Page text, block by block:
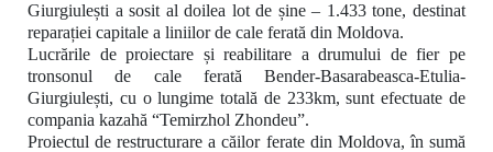
Giurgiulești a sosit al doilea lot de șine – 1.433 tone, destinat
reparației capitale a liniilor de cale ferată din Moldova.
Lucrările de proiectare și reabilitare a drumului de fier pe
tronsonul de cale ferată Bender-Basarabeasca-Etulia-
Giurgiulești, cu o lungime totală de 233km, sunt efectuate de
compania kazahă “Temirzhol Zhondeu”.
Proiectul de restructurare a căilor ferate din Moldova, în sumă